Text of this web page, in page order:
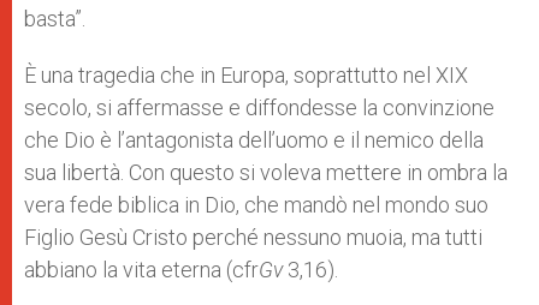
basta”.
È una tragedia che in Europa, soprattutto nel XIX
secolo, si affermasse e diffondesse la convinzione
che Dio è l’antagonista dell’uomo e il nemico della
sua libertà. Con questo si voleva mettere in ombra la
vera fede biblica in Dio, che mandò nel mondo suo
Figlio Gesù Cristo perché nessuno muoia, ma tutti
abbiano la vita eterna (cfrGv3,16).